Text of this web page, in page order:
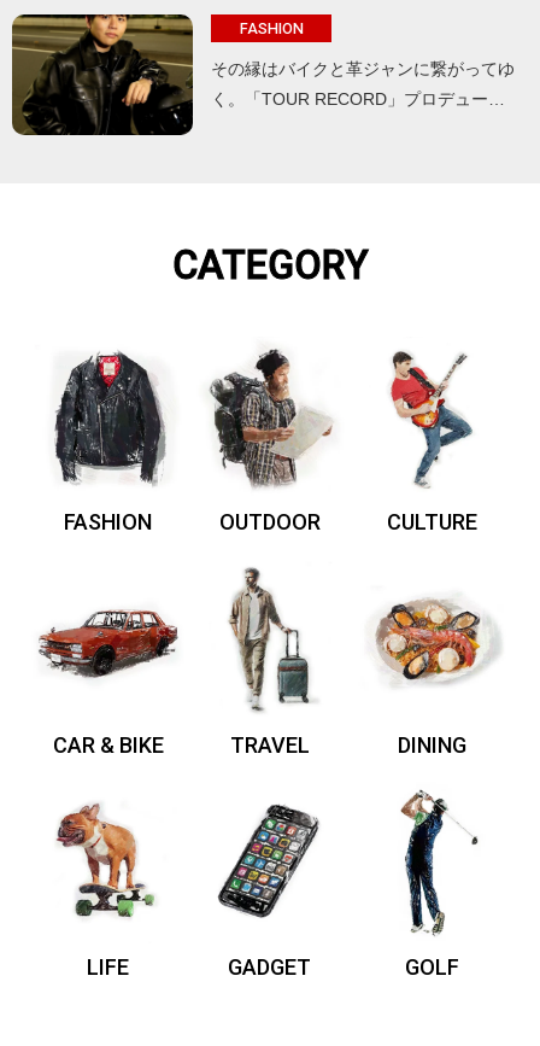
FASHION
その縁はバイクと革ジャンに繋がってゆ
く。「TOUR RECORD」プロデュー…
CATEGORY
FASHION OUTDOOR CULTURE
CAR & BIKE TRAVEL DINING
LIFE GADGET GOLF